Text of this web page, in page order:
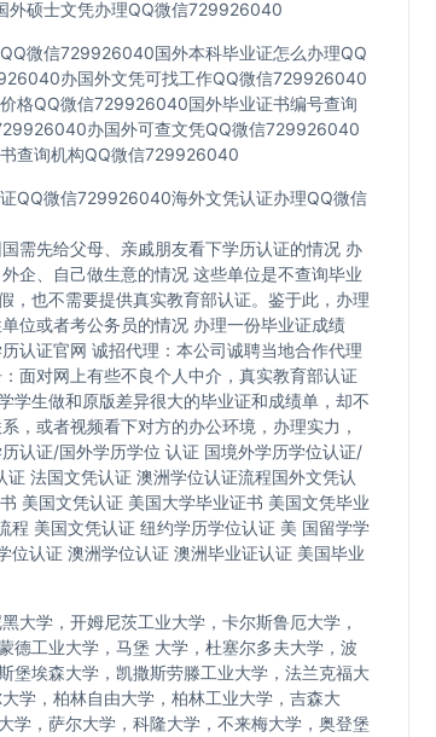
硕士文凭办理QQ微信729926040
微信729926040国外本科毕业证怎么办理QQ
办国外文凭可找工作QQ微信729926040
格QQ微信729926040国外毕业证书编号查询
办国外可查文凭QQ微信729926040
查询机构QQ微信729926040
QQ微信729926040海外文凭认证办理QQ微信
需先给父母、亲戚朋友看下学历认证的情况 办
企、自己做生意的情况 这些单位是不查询毕业
，也不需要提供真实教育部认证。鉴于此，办理
位或者考公务员的情况 办理一份毕业证成绩
认证官网 诚招代理：本公司诚聘当地合作代理
面对网上有些不良个人中介，真实教育部认证
学生做和原版差异很大的毕业证和成绩单，却不
，或者视频看下对方的办公环境，办理实力，
认证/国外学历学位 认证 国境外学历学位认证/
法国文凭认证 澳洲学位认证流程国外文凭认
美国文凭认证 美国大学毕业证书 美国文凭毕业
程 美国文凭认证 纽约学历学位认证 美 国留学学
位认证 澳洲学位认证 澳洲毕业证认证 美国毕业
大学，开姆尼茨工业大学，卡尔斯鲁厄大学，
德工业大学，马堡 大学，杜塞尔多夫大学，波
堡埃森大学，凯撒斯劳滕工业大学，法兰克福大
学，柏林自由大学，柏林工业大学，吉森大
学，萨尔大学，科隆大学，不来梅大学，奥登堡